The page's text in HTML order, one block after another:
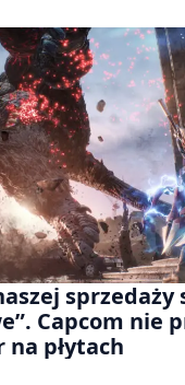
Capcom nie
płytach